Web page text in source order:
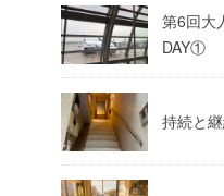
第6回大
DAY①
持続と